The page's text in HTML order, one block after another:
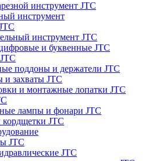
инструмент JTC
инструмент
инструмент JTC
и буквенные JTC
поддоны и держатели JTC
захваты JTC
и монтажные лопатки JTC
лампы и фонари JTC
JTC
JTC
JTC